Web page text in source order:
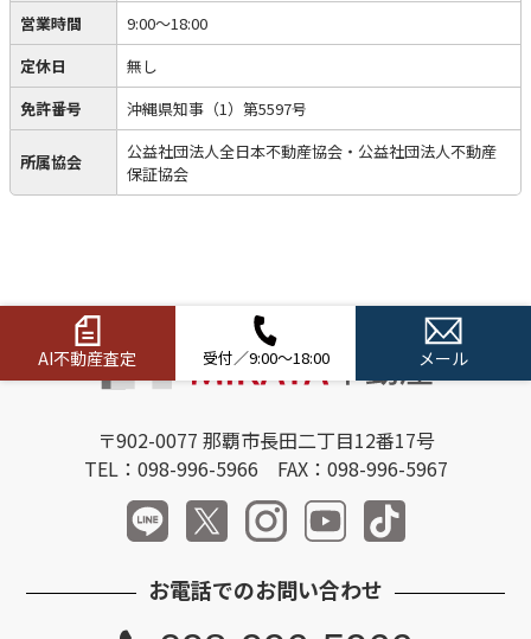
営業時間
9:00～18:00
定休日
無し
免許番号
沖縄県知事（1）第5597号
所属協会
公益社団法人全日本不動産協会・公益社団法人不動産
保証協会
AI不動産査定 受付／9:00～18:00 メール
〒902-0077 那覇市長田二丁目12番17号
TEL：098-996-5966 FAX：098-996-5967
お電話でのお問い合わせ